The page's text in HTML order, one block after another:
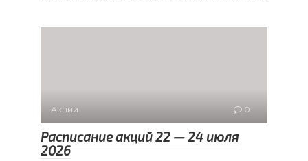
Акции 0
Расписание акций 22 — 24 июля
2026